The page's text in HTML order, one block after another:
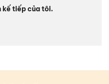
kế tiếp của tôi.